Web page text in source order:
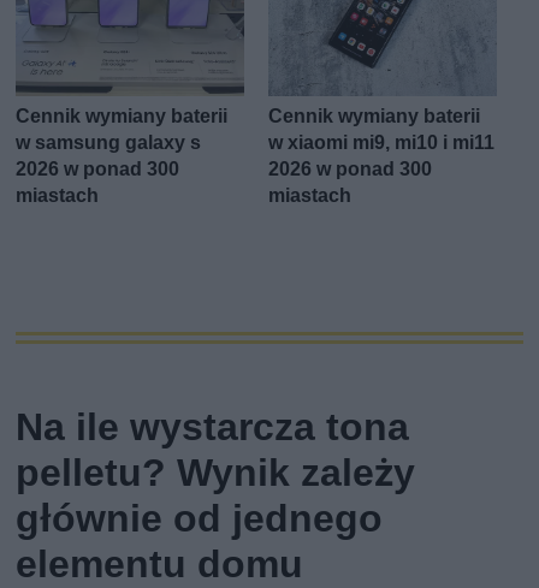
Cennik wymiany baterii
w samsung galaxy s
2026 w ponad 300
miastach
Cennik wymiany baterii
w xiaomi mi9, mi10 i mi11
2026 w ponad 300
miastach
Na ile wystarcza tona
pelletu? Wynik zależy
głównie od jednego
elementu domu